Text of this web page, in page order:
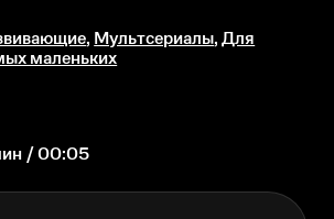
, Мультсериалы,Для
маленьких
/ 00:05